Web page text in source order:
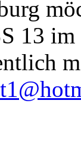
2.